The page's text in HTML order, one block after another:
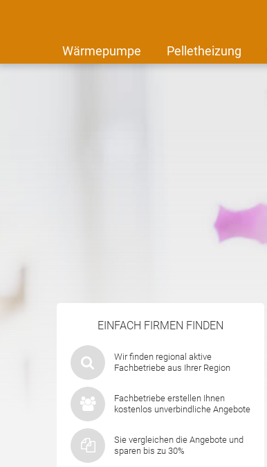
Wärmepumpe Pelletheizung
EINFACH FIRMEN FINDEN
Wir finden regional aktive
Fachbetriebe aus Ihrer Region
Fachbetriebe erstellen Ihnen
kostenlos unverbindliche Angebote
Sie vergleichen die Angebote und
sparen bis zu 30%